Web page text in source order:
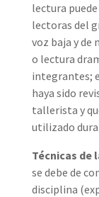
lectura
lectoras del
voz baja y de
o lectura
integrantes;
haya sido
tallerista y
utilizado
Técnicas de
se debe de
disciplina